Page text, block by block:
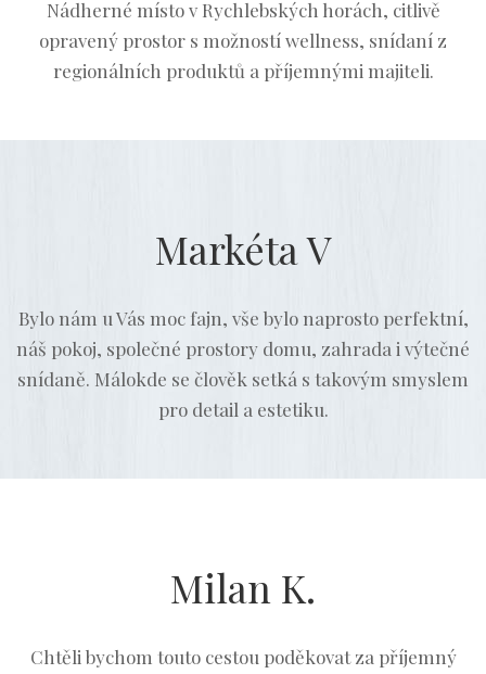
Nádherné místo v Rychlebských horách, citlivě
opravený prostor s možností wellness, snídaní z
regionálních produktů a příjemnými majiteli.
Markéta V
Bylo nám u Vás moc fajn, vše bylo naprosto perfektní,
náš pokoj, společné prostory domu, zahrada i výtečné
snídaně. Málokde se člověk setká s takovým smyslem
pro detail a estetiku.
Milan K.
Chtěli bychom touto cestou poděkovat za příjemný